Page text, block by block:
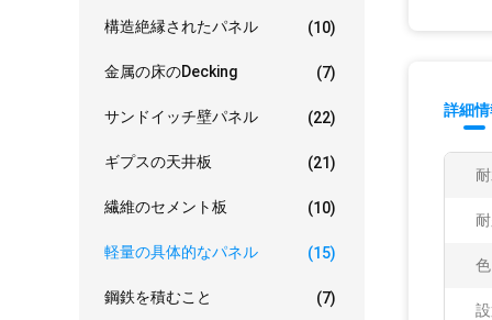
構造絶縁されたパネル (10)
金属の床のDecking (7)
サンドイッチ壁パネル (22)
ギプスの天井板 (21)
繊維のセメント板 (10)
軽量の具体的なパネル (15)
鋼鉄を積むこと (7)
詳細